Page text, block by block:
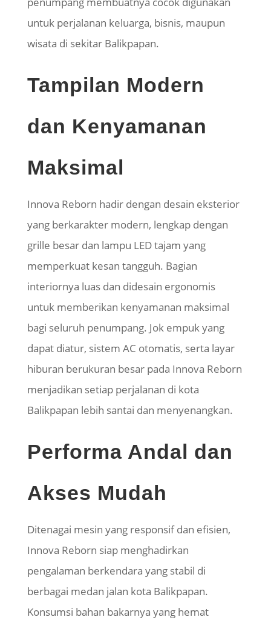
untuk perjalanan keluarga, bisnis, maupun
wisata di sekitar Balikpapan.
Tampilan Modern
dan Kenyamanan
Maksimal
Innova Reborn hadir dengan desain eksterior
yang berkarakter modern, lengkap dengan
grille besar dan lampu LED tajam yang
memperkuat kesan tangguh. Bagian
interiornya luas dan didesain ergonomis
untuk memberikan kenyamanan maksimal
bagi seluruh penumpang. Jok empuk yang
dapat diatur, sistem AC otomatis, serta layar
hiburan berukuran besar pada Innova Reborn
menjadikan setiap perjalanan di kota
Balikpapan lebih santai dan menyenangkan.
Performa Andal dan
Akses Mudah
Ditenagai mesin yang responsif dan efisien,
Innova Reborn siap menghadirkan
pengalaman berkendara yang stabil di
berbagai medan jalan kota Balikpapan.
Konsumsi bahan bakarnya yang hemat